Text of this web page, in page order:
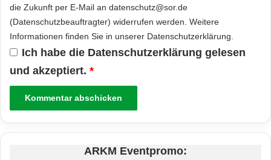
die Zukunft per E-Mail an datenschutz@sor.de
(Datenschutzbeauftragter) widerrufen werden. Weitere
Informationen finden Sie in unserer Datenschutzerklärung
Ich habe die Datenschutzerklärung gelesen
und akzeptiert. *
ARKM Eventpromo: